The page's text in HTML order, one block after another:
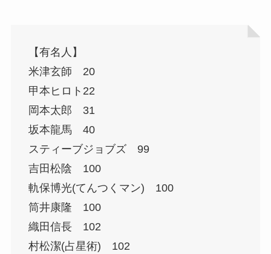
【有名人】
米津玄師 20
甲本ヒロト22
岡本太郎 31
坂本龍馬 40
スティーブジョブズ 99
吉田松陰 100
軌保博光(てんつくマン) 100
筒井康隆 100
織田信長 102
村松潔(占星術) 102